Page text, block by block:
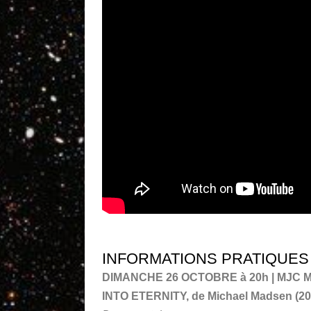
INFORMATIONS
DIMANCHE 26 OCTOBRE à 20h | MJC
INTO ETERNITY, de Michael Madsen